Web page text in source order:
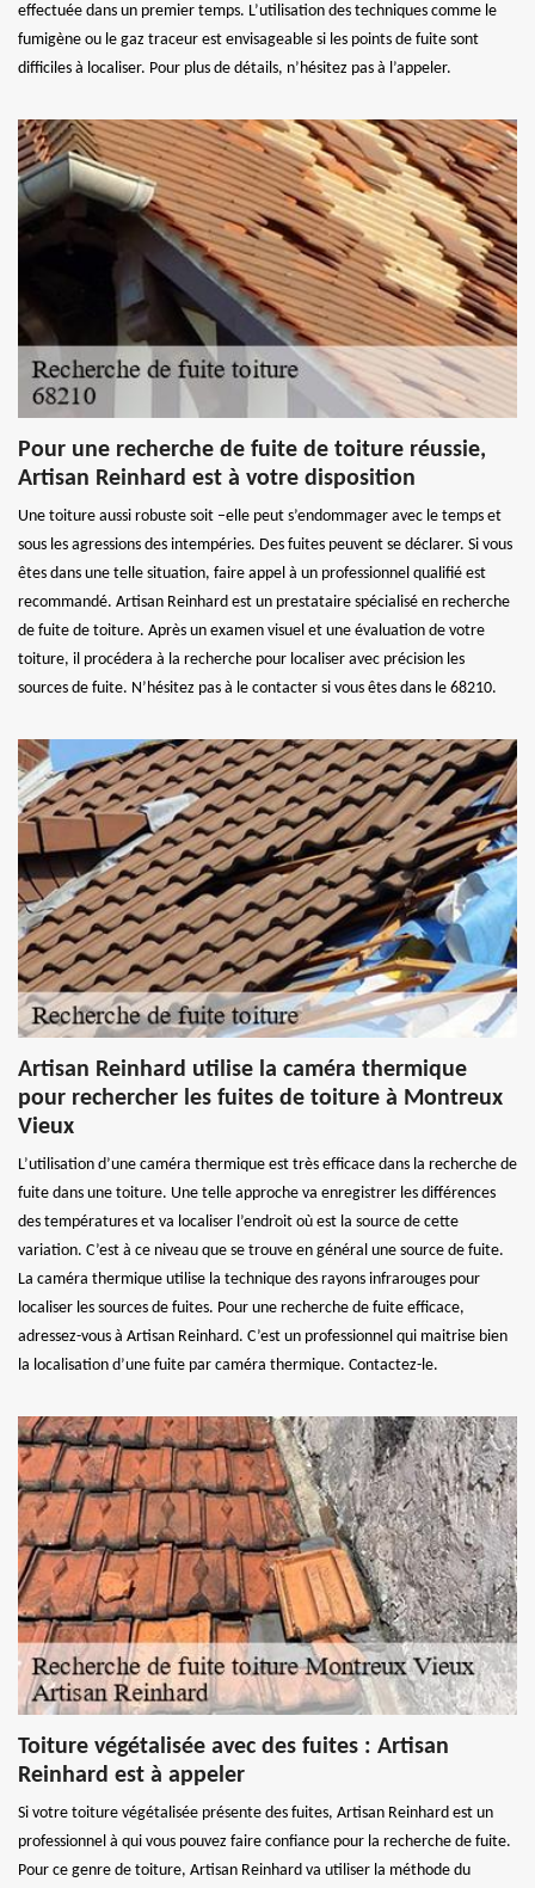
effectuée dans un premier temps. L’utilisation des techniques comme le
fumigène ou le gaz traceur est envisageable si les points de fuite sont
difficiles à localiser. Pour plus de détails, n’hésitez pas à l’appeler.
Pour une recherche de fuite de toiture réussie,
Artisan Reinhard est à votre disposition
Une toiture aussi robuste soit –elle peut s’endommager avec le temps et
sous les agressions des intempéries. Des fuites peuvent se déclarer. Si vous
êtes dans une telle situation, faire appel à un professionnel qualifié est
recommandé. Artisan Reinhard est un prestataire spécialisé en recherche
de fuite de toiture. Après un examen visuel et une évaluation de votre
toiture, il procédera à la recherche pour localiser avec précision les
sources de fuite. N’hésitez pas à le contacter si vous êtes dans le 68210.
Artisan Reinhard utilise la caméra thermique
pour rechercher les fuites de toiture à Montreux
Vieux
L’utilisation d’une caméra thermique est très efficace dans la recherche de
fuite dans une toiture. Une telle approche va enregistrer les différences
des températures et va localiser l’endroit où est la source de cette
variation. C’est à ce niveau que se trouve en général une source de fuite.
La caméra thermique utilise la technique des rayons infrarouges pour
localiser les sources de fuites. Pour une recherche de fuite efficace,
adressez-vous à Artisan Reinhard. C’est un professionnel qui maitrise bien
la localisation d’une fuite par caméra thermique. Contactez-le.
Toiture végétalisée avec des fuites : Artisan
Reinhard est à appeler
Si votre toiture végétalisée présente des fuites, Artisan Reinhard est un
professionnel à qui vous pouvez faire confiance pour la recherche de fuite.
Pour ce genre de toiture, Artisan Reinhard va utiliser la méthode du